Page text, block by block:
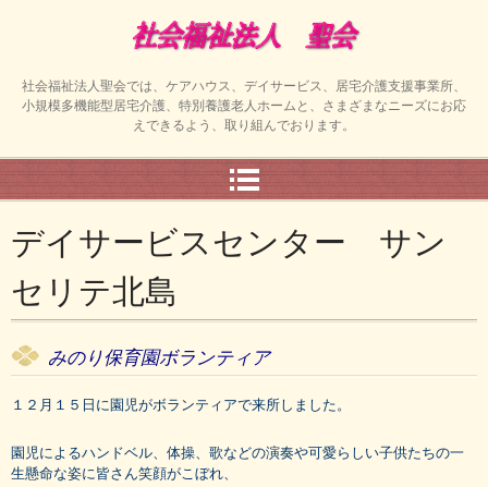
社会福祉法人聖会では、ケアハウス、デイサービス、居宅介護支援事業所、
小規模多機能型居宅介護、特別養護老人ホームと、さまざまなニーズにお応
えできるよう、取り組んでおります。
デイサービスセンター サン
セリテ北島
みのり保育園ボランティア
１２月１５日に園児がボランティアで来所しました。
園児によるハンドベル、体操、歌などの演奏や可愛らしい子供たちの一
生懸命な姿に皆さん笑顔がこぼれ、